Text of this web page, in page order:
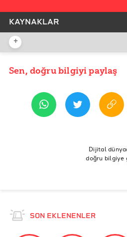
KAYNAKLAR
İDDİA KAYNAĞI
REFERANSLAR
İddia Bağlantısı
The University of Adelaide
Teghan Lucas - Doppelganger
Doppelganger - Vikipedi
+
YAYIN TARİHİ
Sen, doğru bilgiyi paylaş
Dijital
doğru bilgiye
SON EKLENENLER